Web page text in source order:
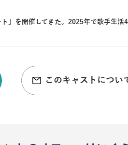
」を開催してきた。2025年で歌手生活
このキャストについ